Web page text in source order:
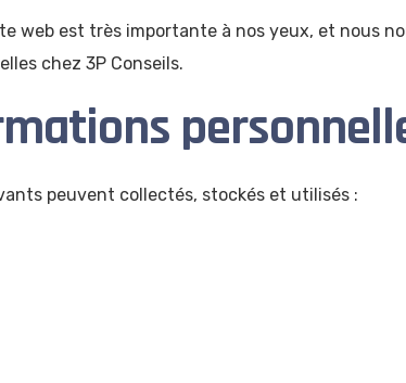
web est très importante à nos yeux, et nous
chez 3P Conseils.
peuvent collectés, stockés et utilisés :